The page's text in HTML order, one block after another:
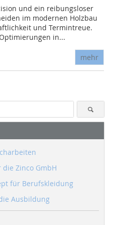
und ein reibungsloser
im modernen Holzbau
und Termintreue.
in...
mehr
Zinco GmbH
für Berufskleidung
Ausbildung